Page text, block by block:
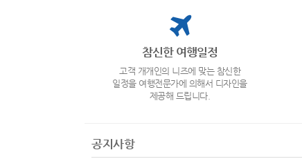
참신한 여행일정
고객 개개인의 니즈에 맞는 참신한
일정을 여행전문가에 의해서 디자인을
제공해 드립니다.
공지사항